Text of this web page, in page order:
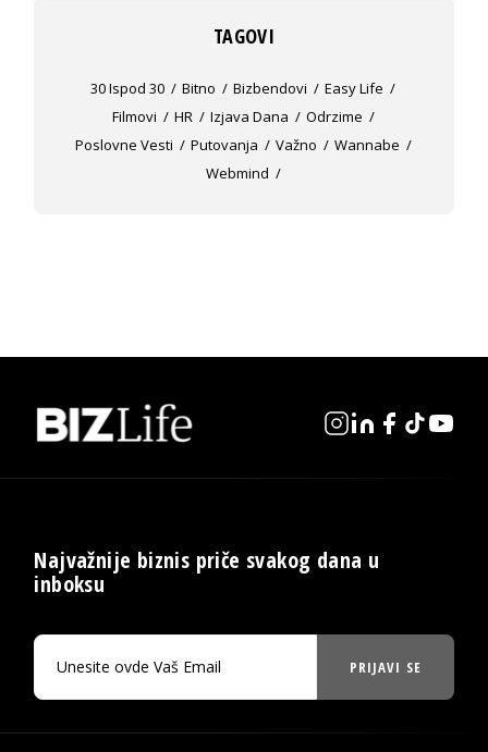
TAGOVI
30 Ispod 30 Bitno Bizbendovi
Easy Life
Filmovi
HR Izjava Dana
Odrzime
Poslovne Vesti
Putovanja Važno
Wannabe
Webmind
Najvažnije biznis priče svakog dana u
inboksu
PRIJAVI SE